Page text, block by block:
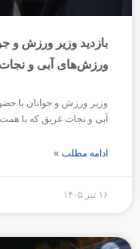
بازدید وزیر ورزش و
ورزش‌های آبی و
وزیر ورزش و جوانان با
آبی و نجات غریق که با
ادامه مطلب »
۱۶ تیر ۱۴۰۵